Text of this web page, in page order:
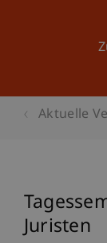
Aktuelle
Juristen